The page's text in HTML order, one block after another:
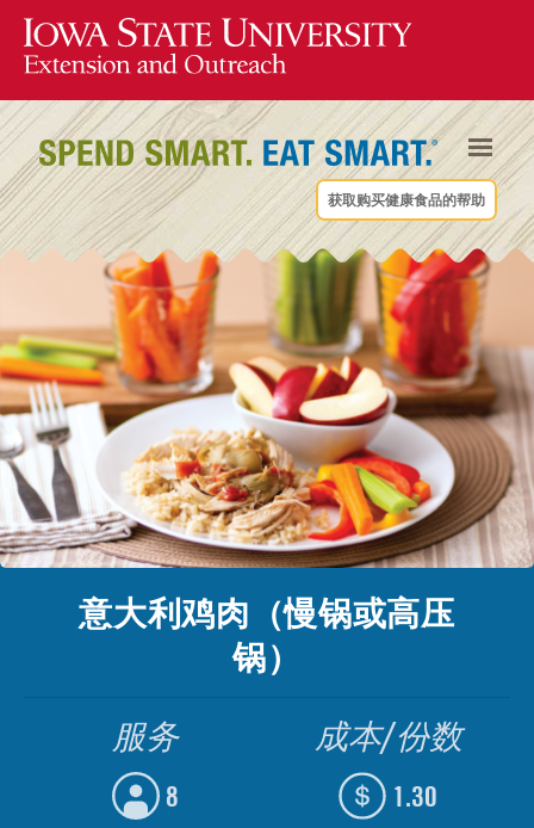
获取购买健康食品的帮助
意大利鸡肉（慢锅或高压
锅）
服务
8
成本/份数
1.30